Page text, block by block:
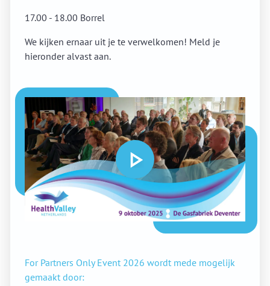
17.00 - 18.00 Borrel
We kijken ernaar uit je te verwelkomen! Meld je
hieronder alvast aan.
For Partners Only Event 2026 wordt mede mogelijk
gemaakt door: